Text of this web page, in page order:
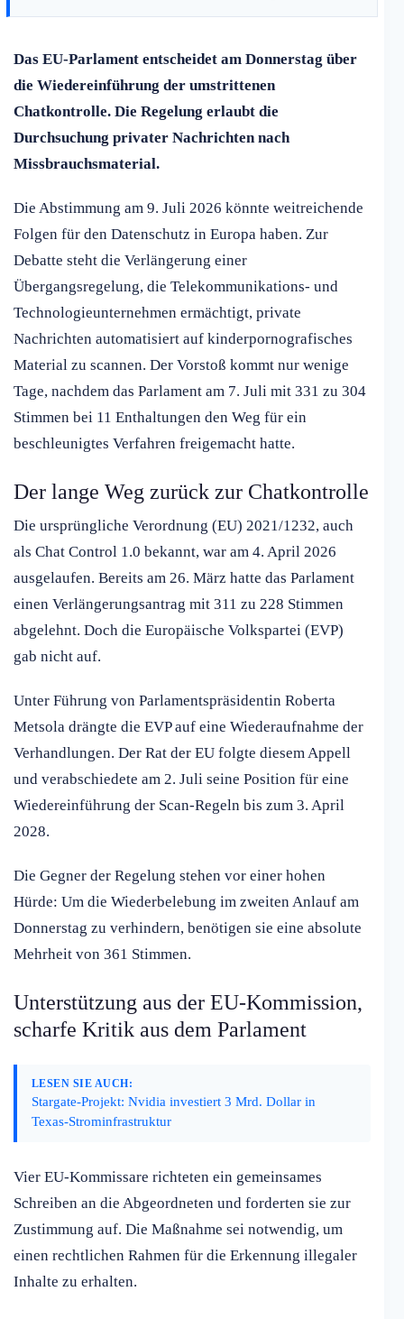
Das EU-Parlament entscheidet am Donnerstag über
die Wiedereinführung der umstrittenen
Chatkontrolle. Die Regelung erlaubt die
Durchsuchung privater Nachrichten nach
Missbrauchsmaterial.
Die Abstimmung am 9. Juli 2026 könnte weitreichende
Folgen für den Datenschutz in Europa haben. Zur
Debatte steht die Verlängerung einer
Übergangsregelung, die Telekommunikations- und
Technologieunternehmen ermächtigt, private
Nachrichten automatisiert auf kinderpornografisches
Material zu scannen. Der Vorstoß kommt nur wenige
Tage, nachdem das Parlament am 7. Juli mit 331 zu 304
Stimmen bei 11 Enthaltungen den Weg für ein
beschleunigtes Verfahren freigemacht hatte.
Der lange Weg zurück zur Chatkontrolle
Die ursprüngliche Verordnung (EU) 2021/1232, auch
als Chat Control 1.0 bekannt, war am 4. April 2026
ausgelaufen. Bereits am 26. März hatte das Parlament
einen Verlängerungsantrag mit 311 zu 228 Stimmen
abgelehnt. Doch die Europäische Volkspartei (EVP)
gab nicht auf.
Unter Führung von Parlamentspräsidentin Roberta
Metsola drängte die EVP auf eine Wiederaufnahme der
Verhandlungen. Der Rat der EU folgte diesem Appell
und verabschiedete am 2. Juli seine Position für eine
Wiedereinführung der Scan-Regeln bis zum 3. April
2028.
Die Gegner der Regelung stehen vor einer hohen
Hürde: Um die Wiederbelebung im zweiten Anlauf am
Donnerstag zu verhindern, benötigen sie eine absolute
Mehrheit von 361 Stimmen.
Unterstützung aus der EU-Kommission,
scharfe Kritik aus dem Parlament
LESEN SIE AUCH:
Stargate-Projekt: Nvidia investiert 3 Mrd. Dollar in
Texas-Strominfrastruktur
Vier EU-Kommissare richteten ein gemeinsames
Schreiben an die Abgeordneten und forderten sie zur
Zustimmung auf. Die Maßnahme sei notwendig, um
einen rechtlichen Rahmen für die Erkennung illegaler
Inhalte zu erhalten.